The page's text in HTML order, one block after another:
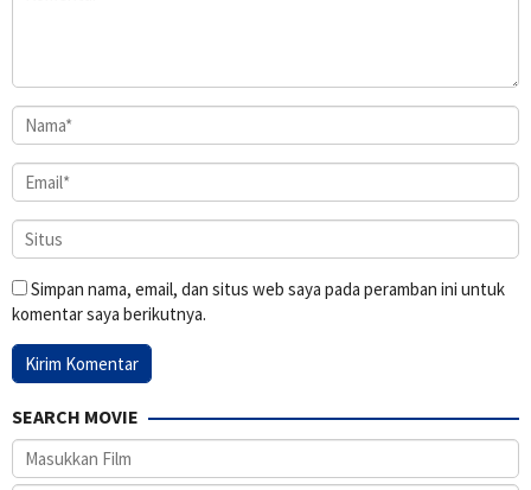
Simpan nama, email, dan situs web saya pada peramban ini untuk
komentar saya berikutnya.
SEARCH MOVIE